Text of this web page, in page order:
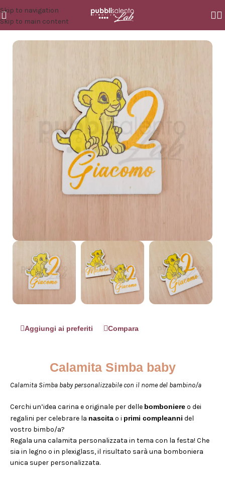
Skip to navigation
Skip to main content
Aggiungi ai preferiti Compara
Calamita Simba baby
Calamita Simba baby personalizzabile con il nome del bambino/a
Cerchi un’idea carina e originale per delle bomboniereo dei
regalini per celebrare la nascitao i primi compleanni del
vostro bimbo/a?
Regala una calamita personalizzata in tema con la festa! Che
sia in legno o in plexiglass, il risultato sarà una bomboniera
unica super personalizzata.